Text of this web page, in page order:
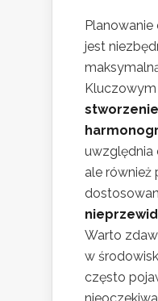
jest
uwzględnia
ale również
Warto
w
często